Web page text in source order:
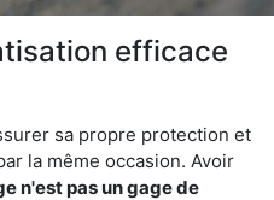
efficace
sa propre protection et
la même occasion. Avoir
n'est pas un gage de